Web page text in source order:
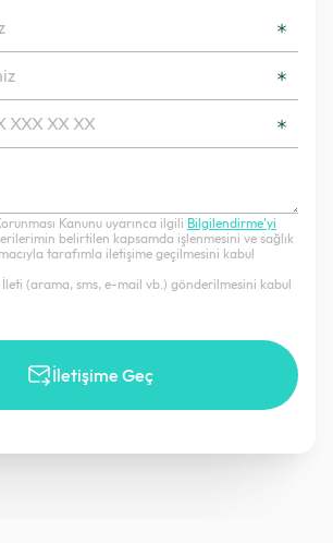
Kanunu uyarınca ilgili Bilgilendirme’yi
belirtilen kapsamda işlenmesini ve sağlık
tarafımla iletişime geçilmesini kabul
(arama, sms, e-mail vb.) gönderilmesini kabul
İletişime Geç